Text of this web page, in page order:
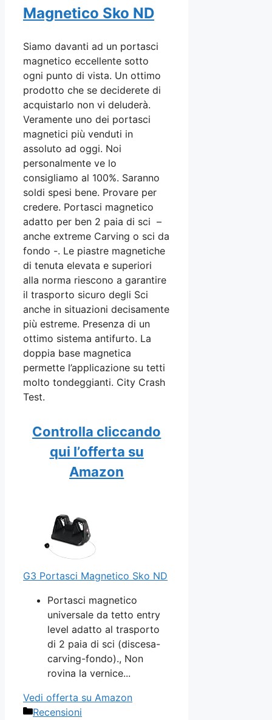
Magnetico Sko ND
Siamo davanti ad un portasci
magnetico eccellente sotto
ogni punto di vista. Un ottimo
prodotto che se deciderete di
acquistarlo non vi deluderà.
Veramente uno dei portasci
magnetici più venduti in
assoluto ad oggi. Noi
personalmente ve lo
consigliamo al 100%. Saranno
soldi spesi bene. Provare per
credere. Portasci magnetico
adatto per ben 2 paia di sci –
anche extreme Carving o sci da
fondo -. Le piastre magnetiche
di tenuta elevata e superiori
alla norma riescono a garantire
il trasporto sicuro degli Sci
anche in situazioni decisamente
più estreme. Presenza di un
ottimo sistema antifurto. La
doppia base magnetica
permette l’applicazione su tetti
molto tondeggianti. City Crash
Test.
Controlla cliccando
qui l’offerta su
Amazon
G3 Portasci Magnetico Sko ND
Portasci magnetico
universale da tetto entry
level adatto al trasporto
di 2 paia di sci (discesa-
carving-fondo)., Non
rovina la vernice...
Vedi offerta su Amazon
Categorie
Recensioni